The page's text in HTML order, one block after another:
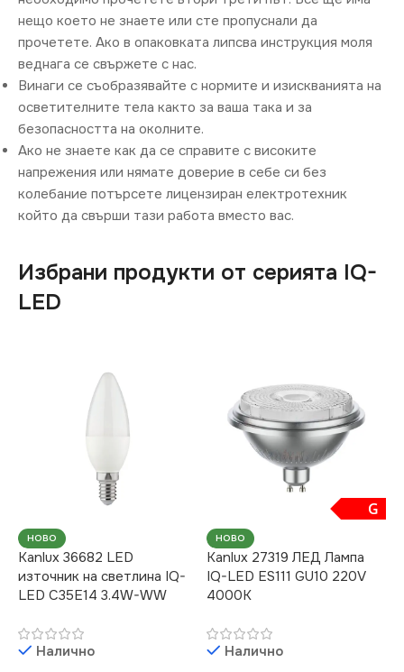
нещо което не знаете или сте пропуснали да
прочетете. Ако в опаковката липсва инструкция моля
веднага се свържете с нас.
Винаги се съобразявайте с нормите и изискванията на
осветителните тела както за ваша така и за
безопасността на околните.
Ако не знаете как да се справите с високите
напрежения или нямате доверие в себе си без
колебание потърсете лицензиран електротехник
който да свърши тази работа вместо вас.
Избрани продукти от серията IQ-
LED
НОВО
Kanlux 36682 LED
източник на светлина IQ-
LED C35E14 3.4W-WW
Налично
G
НОВО
Kanlux 27319 ЛЕД Лампа
IQ-LED ES111 GU10 220V
4000K
Налично